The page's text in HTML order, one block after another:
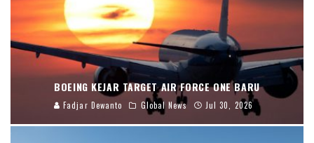
BOEING KEJAR TARGET AIR FORCE ONE BARU
Fadjar Dewanto Global News Jul 30, 2026